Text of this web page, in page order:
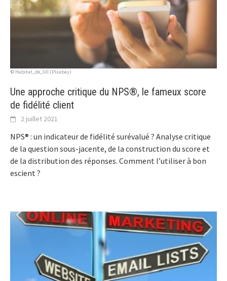
© Habitat_de_lill (Pixabay)
Une approche critique du NPS®, le fameux score
de fidélité client
2 juillet 2021
NPS® : un indicateur de fidélité surévalué ? Analyse critique
de la question sous-jacente, de la construction du score et
de la distribution des réponses. Comment l’utiliser à bon
escient ?